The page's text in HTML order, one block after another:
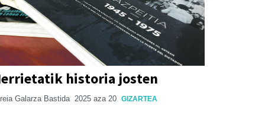
historia josten
Galarza Bastida 2025 aza 20 GIZARTEA